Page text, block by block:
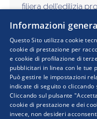
filiera dell’edilizia
Bergamo e Ance
da RetImpresa
le aggregazioni e
l’obiettivo di
Informazioni
Questo Sito utilizza cookie
cookie di prestazione per
e cookie di profilazione di
pubblicitari in linea con le tue
Può gestire le impostazioni
indicate di seguito o cliccando
Cliccando sul pulsante
cookie di prestazione e dei
invece, non desideri